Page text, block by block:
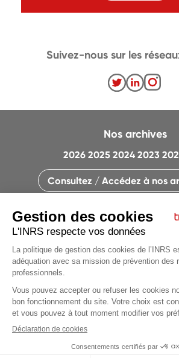
CONTACTEZ LA
QUI SOMMES-NOUS ?
PLAN DU SITE
PARAMÈTRES DES
Nos archives
2026 2025 2024 2023
Consultez / Accédez à nos
Suivez-nous sur les